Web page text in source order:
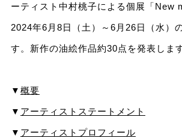
ーティスト中村桃子による個展「New
2024年6月8日（土）～6月26日（水）
す。新作の油絵作品約30点を発表します
▼ 概要
▼ アーティストステートメント
▼ アーティストプロフィール